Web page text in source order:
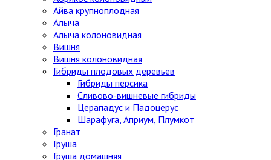
Айва крупноплодная
Алыча
Алыча колоновидная
Вишня
Вишня колоновидная
Гибриды плодовых деревьев
Гибриды персика
Сливово-вишневые гибриды
Церападус и Падоцерус
Шарафуга, Априум, Плумкот
Гранат
Груша
Груша домашняя